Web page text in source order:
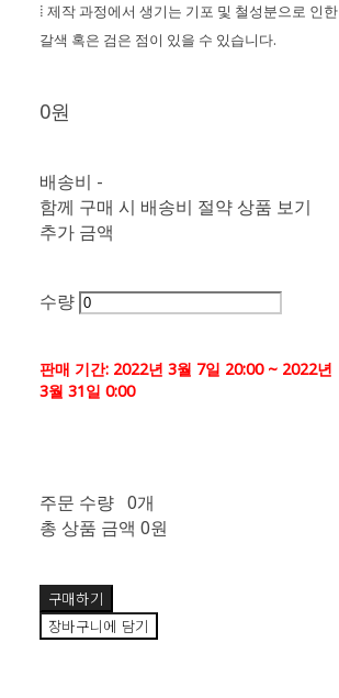
⁞ 제작 과정에서 생기는 기포 및 철성분으로 인한
갈색 혹은 검은 점이 있을 수 있습니다.
0원
배송비 -
함께 구매 시 배송비 절약 상품 보기
추가 금액
수량
판매 기간: 2022년 3월 7일 20:00 ~ 2022년
3월 31일 0:00
주문 수량 0개
총 상품 금액 0원
구매하기
장바구니에 담기